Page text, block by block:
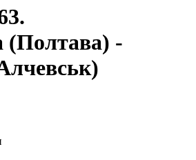
(Полтава) -